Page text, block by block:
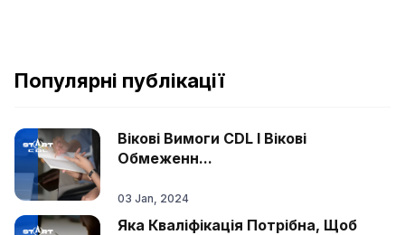
Популярні публікації
Вікові Вимоги CDL І Вікові
Обмеженн...
03 Jan, 2024
Яка Кваліфікація Потрібна, Щоб